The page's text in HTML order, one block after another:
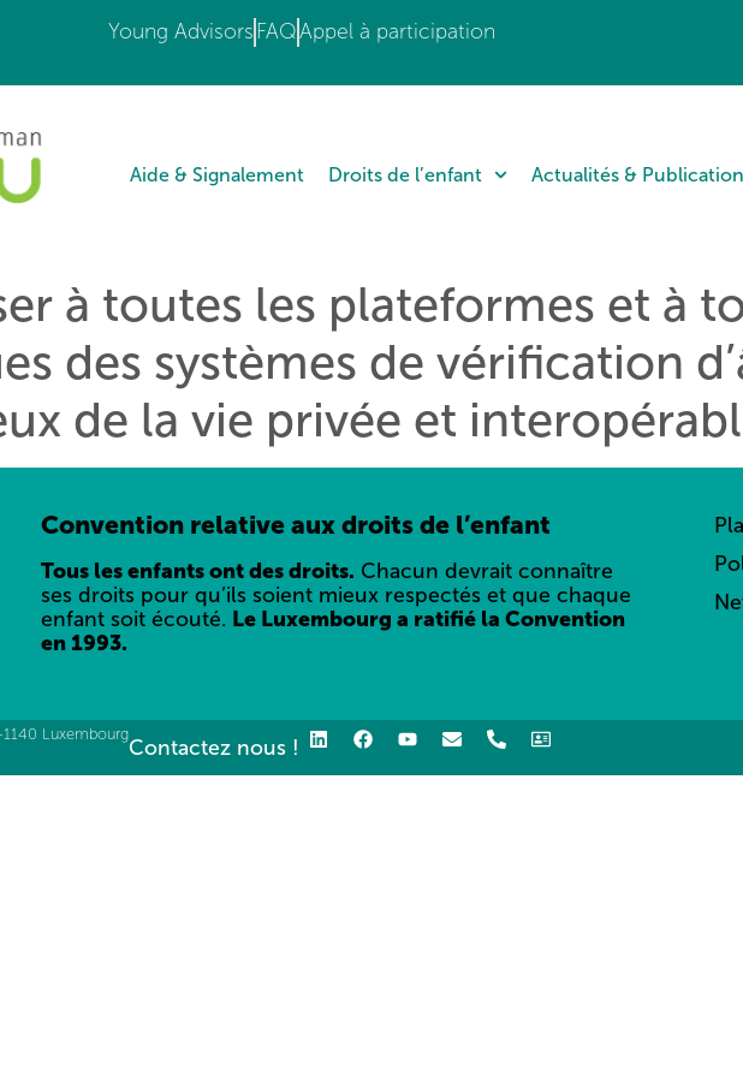
Young Advisors FAQAppel à participation
Aide & Signalement Droits de l’enfant Actualités &
à toutes les plateformes et à
des systèmes de vérification
de la vie privée et
Convention relative aux droits de l’enfant
Tous les enfants ont des droits. Chacun devrait connaître
ses droits pour qu’ils soient mieux respectés et que chaque
enfant soit écouté. Le Luxembourg a ratifié la Convention
en 1993.
Luxembourg
Contactez nous !